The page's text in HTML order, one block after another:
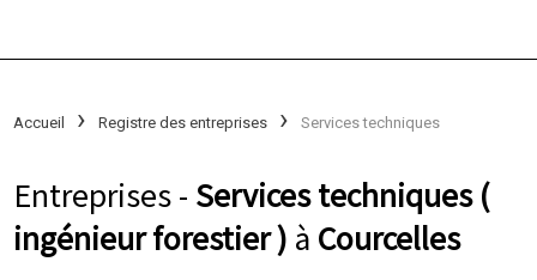
Accueil Registre des entreprises Services techniques
Entreprises - Services techniques (
ingénieur forestier ) à Courcelles